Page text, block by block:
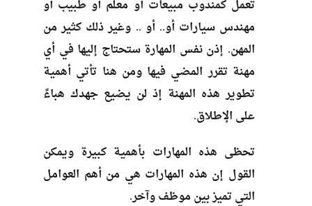
تعمل كمندوب مبيعات أو معلم أو طبيب أو
مهندس سيارات أو.. أو .. وغير ذلك كثير من
المهن. إذن نفس المهارة ستحتاج إليها في أي
مهنة تقرر المضي فيها ومن هنا تأتي أهمية
تطوير هذه المهنة إذ لن يضيع جهدك هباءً
على الإطلاق.
تحظى هذه المهارات بأهمية كبيرة ويمكن
القول إن هذه المهارات هي من أهم العوامل
التي تميز بين موظف وآخر.